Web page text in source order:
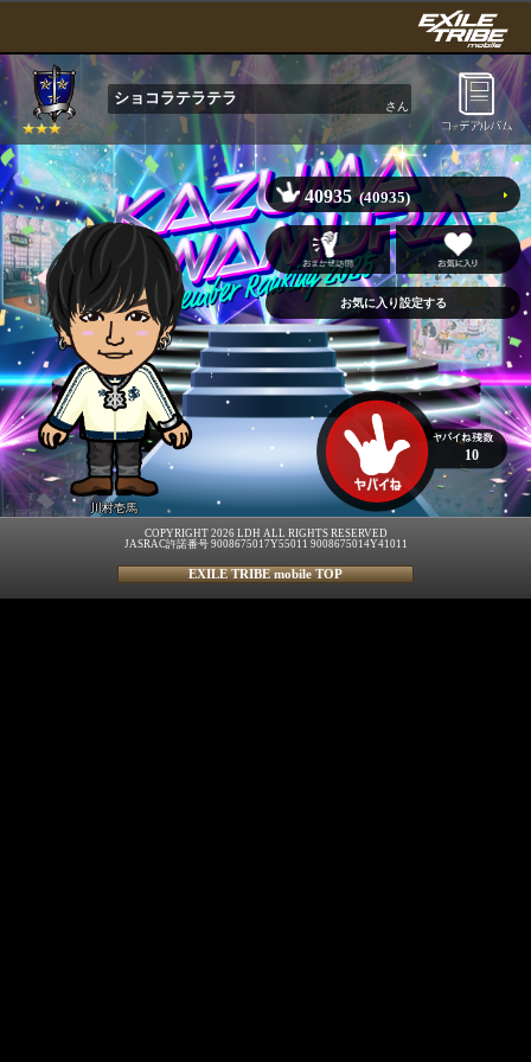
ショコラテラテラ さん
川村壱馬
40935 (40935)
10
COPYRIGHT 2026 LDH ALL RIGHTS RESERVED
JASRAC許諾番号 9008675017Y55011 9008675014Y41011
EXILE TRIBE mobile TOP